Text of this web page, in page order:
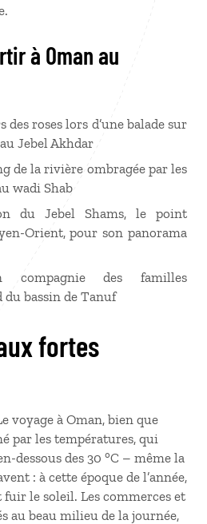
à Oman au
roses lors d’une balade sur
Jebel Akhdar
de la rivière ombragée par les
wadi Shab
du Jebel Shams, le point
Orient, pour son panorama
compagnie des familles
du bassin de Tanuf
voyage à Oman, bien que
par les températures, qui
dessous des 30 °C – même la
: à cette époque de l’année,
le soleil. Les commerces et
au beau milieu de la journée,